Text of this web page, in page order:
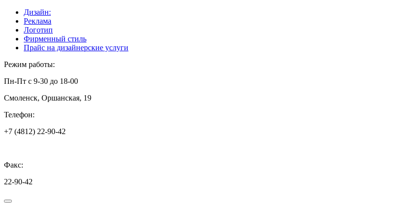
Дизайн:
Реклама
Логотип
Фирменный стиль
Прайс на дизайнерские услуги
Режим работы:
Пн-Пт с 9-30 до 18-00
Смоленск, Оршанская, 19
Телефон:
+7 (4812) 22-90-42
Факс:
22-90-42